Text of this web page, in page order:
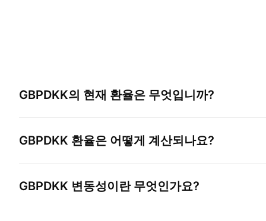
GBPDKK의 현재 환율은 무엇입니까?
GBPDKK 환율은 어떻게 계산되나요?
GBPDKK 변동성이란 무엇인가요?